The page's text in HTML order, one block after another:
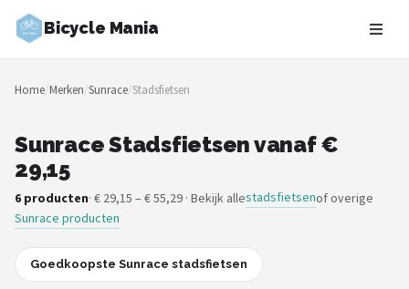
Bicycle Mania
Zoeken
NAVIGATIE
Merken
Blog
Fietsroutes
Home/Merken/Sunrace/Stadsfietsen
Sunrace Stadsfietsen vanaf €
29,15
6 producten· € 29,15 – € 55,29 · Bekijk allestadsfietsenof overige
Sunrace producten
Goedkoopste Sunrace stadsfietsen